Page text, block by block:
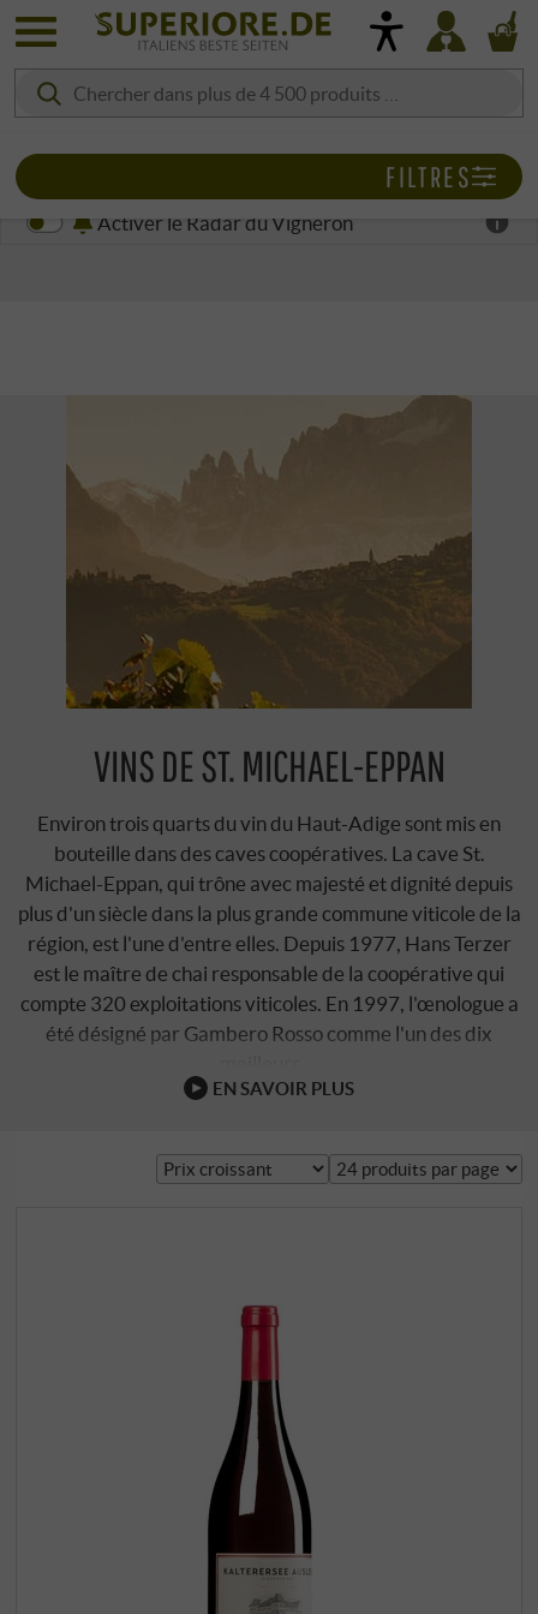
Activer le Radar du Vigneron
VINS DE ST. MICHAEL-EPPAN
Environ trois quarts du vin du Haut-Adige sont mis en
bouteille dans des caves coopératives. La cave St.
Michael-Eppan, qui trône avec majesté et dignité depuis
plus d'un siècle dans la plus grande commune viticole de la
région, est l'une d'entre elles. Depuis 1977, Hans Terzer
est le maître de chai responsable de la coopérative qui
compte 320 exploitations viticoles. En 1997, l'œnologue a
été désigné par Gambero Rossocomme l'un des dix
EN SAVOIR PLUS
FILTRES